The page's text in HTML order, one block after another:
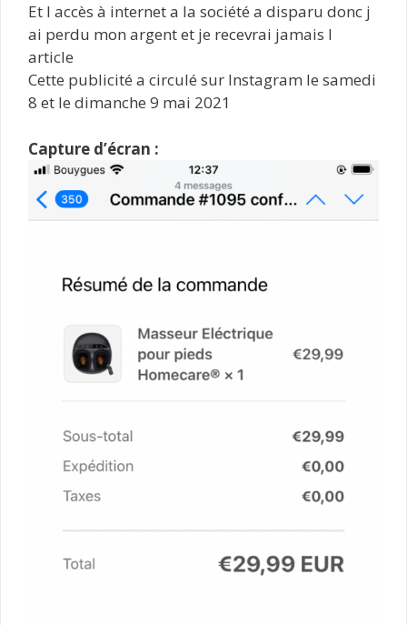
Et l accès à internet a la société a disparu donc j
ai perdu mon argent et je recevrai jamais l
article
Cette publicité a circulé sur Instagram le samedi
8 et le dimanche 9 mai 2021
Capture d’écran :